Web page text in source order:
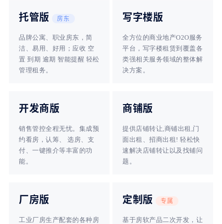
托管版 房东
品牌公寓、职业房东，简
洁、易用、好用；应收 空
置 到期 逾期 智能提醒 轻松
管理租务。
写字楼版
全方位的商业地产O2O服务
平台，写字楼租赁到覆盖各
类强相关服务领域的整体解
决方案。
开发商版
销售管控全程无忧。集成预
约看房，认筹、 选房、支
付、一键推介等丰富的功
能。
商铺版
提供店铺转让,商铺出租,门
面出租、招商出租! 轻松快
速解决店铺转让以及找铺问
题。
厂房版
工业厂房生产配套的各种房
定制版 专属
基于房软产品二次开发，让